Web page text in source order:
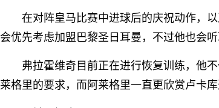
在对阵皇马比赛中进球后的庆祝动作，
会优先考虑加盟巴黎圣日耳曼，不过他也会
弗拉霍维奇目前正在进行恢复训练，他
莱格里的要求，而阿莱格里一直更欣赏卢卡